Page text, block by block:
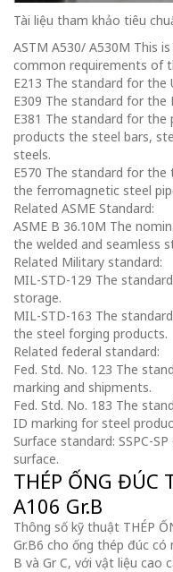
Tài liệu tham khảo tiêu
ASTM A530/ A530M This
common requirements of
E213 The standard for
E309 The standard for
E381 The standard for
products the steel bars,
steels.
E570 The standard for
the ferromagnetic steel
Related ASME Standard:
ASME B 36.10M The
the welded and seamless
Related Military standard:
MIL-STD-129 The
storage.
MIL-STD-163 The
the steel forging products.
Related federal standard:
Fed. Std. No. 123 The
marking and shipments.
Fed. Std. No. 183 The
ID marking for steel
Surface standard: SSPC-
surface.
THÉP ỐNG ĐÚC
A106 Gr.B
Thông số kỹ thuật THÉP
Gr.B6 cho ống thép đúc có
B và Gr C, với vật liệu cao